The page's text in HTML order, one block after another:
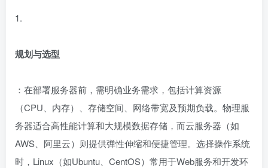
1.
规划与选型
：在部署服务器前，需明确业务需求，包括计算资源
（CPU、内存）、存储空间、网络带宽及预期负载。物理服
务器适合高性能计算和大规模数据存储，而云服务器（如
AWS、阿里云）则提供弹性伸缩和便捷管理。选择操作系统
时，Linux（如Ubuntu、CentOS）常用于Web服务和开发环